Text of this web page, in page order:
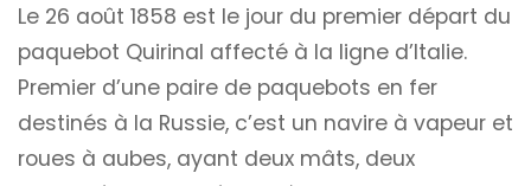
Le 26 août 1858 est le jour du premier départ du
paquebot Quirinal affecté à la ligne d’Italie.
Premier d’une paire de paquebots en fer
destinés à la Russie, c’est un navire à vapeur et
roues à aubes, ayant deux mâts, deux